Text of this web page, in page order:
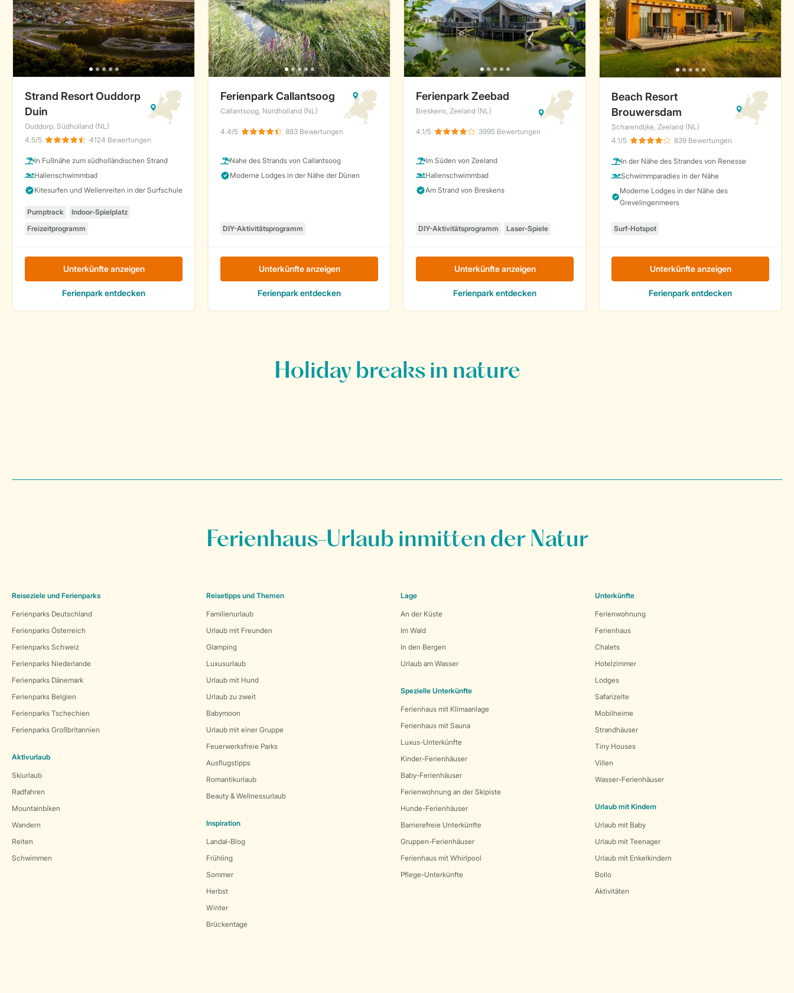
Ferienhaus-Urlaub inmitten der Natur
Reiseziele und Ferienparks
Ferienparks Deutschland
Ferienparks Österreich
Ferienparks Schweiz
Ferienparks Niederlande
Ferienparks Dänemark
Ferienparks Belgien
Ferienparks Tschechien
Ferienparks Großbritannien
Aktivurlaub
Skiurlaub
Radfahren
Mountainbiken
Wandern
Reiten
Schwimmen
Reisetipps und Themen
Familienurlaub
Urlaub mit Freunden
Glamping
Luxusurlaub
Urlaub mit Hund
Urlaub zu zweit
Babymoon
Urlaub mit einer Gruppe
Feuerwerksfreie Parks
Ausflugstipps
Romantikurlaub
Beauty & Wellnessurlaub
Inspiration
Landal-Blog
Frühling
Sommer
Herbst
Winter
Brückentage
Lage
An der Küste
Im Wald
In den Bergen
Urlaub am Wasser
Spezielle Unterkünfte
Ferienhaus mit Klimaanlage
Ferienhaus mit Sauna
Luxus-Unterkünfte
Kinder-Ferienhäuser
Baby-Ferienhäuser
Ferienwohnung an der Skipiste
Hunde-Ferienhäuser
Barrierefreie Unterkünfte
Gruppen-Ferienhäuser
Ferienhaus mit Whirlpool
Pflege-Unterkünfte
Unterkünfte
Ferienwohnung
Ferienhaus
Chalets
Hotelzimmer
Lodges
Safarizelte
Mobilheime
Strandhäuser
Tiny Houses
Villen
Wasser-Ferienhäuser
Urlaub mit Kindern
Urlaub mit Baby
Urlaub mit Teenager
Urlaub mit Enkelkindern
Bollo
Aktivitäten